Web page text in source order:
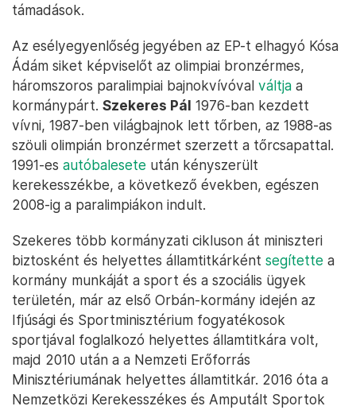
támadások.
Az esélyegyenlőség jegyében az EP-t elhagyó Kósa
Ádám siket képviselőt az olimpiai bronzérmes,
háromszoros paralimpiai bajnokvívóval váltja a
kormánypárt. Szekeres Pál 1976-ban kezdett
vívni, 1987-ben világbajnok lett tőrben, az 1988-as
szöuli olimpián bronzérmet szerzett a tőrcsapattal.
1991-es autóbalesete után kényszerült
kerekesszékbe, a következő években, egészen
2008-ig a paralimpiákon indult.
Szekeres több kormányzati cikluson át miniszteri
biztosként és helyettes államtitkárként segítette a
kormány munkáját a sport és a szociális ügyek
területén, már az első Orbán-kormány idején az
Ifjúsági és Sportminisztérium fogyatékosok
sportjával foglalkozó helyettes államtitkára volt,
majd 2010 után a a Nemzeti Erőforrás
Minisztériumának helyettes államtitkár. 2016 óta a
Nemzetközi Kerekesszékes és Amputált Sportok